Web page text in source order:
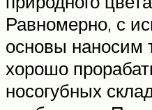
Равномерно, с
основы наносим
хорошо
носогубных